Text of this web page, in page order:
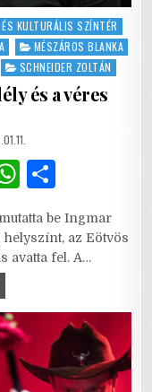
KULTURÁLIS SZÍNTÉR
MÉSZÁROS BLANKA
SCHNEIDER ZOLTÁN
és a véres
W
at
s
p
p
ar
e
be Ingmar
helyszínt, az Eötvös
avatta fel. A…